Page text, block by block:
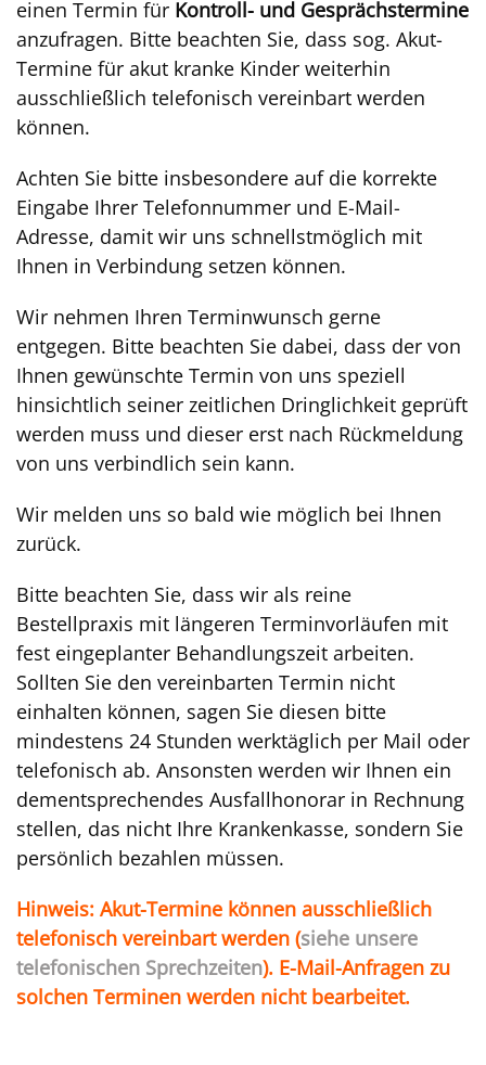
einen Termin für Kontroll- und Gesprächstermine
anzufragen. Bitte beachten Sie, dass sog. Akut-
Termine für akut kranke Kinder weiterhin
ausschließlich telefonisch vereinbart werden
können.
Achten Sie bitte insbesondere auf die korrekte
Eingabe Ihrer Telefonnummer und E-Mail-
Adresse, damit wir uns schnellstmöglich mit
Ihnen in Verbindung setzen können.
Wir nehmen Ihren Terminwunsch gerne
entgegen. Bitte beachten Sie dabei, dass der von
Ihnen gewünschte Termin von uns speziell
hinsichtlich seiner zeitlichen Dringlichkeit geprüft
werden muss und dieser erst nach Rückmeldung
von uns verbindlich sein kann.
Wir melden uns so bald wie möglich bei Ihnen
zurück.
Bitte beachten Sie, dass wir als reine
Bestellpraxis mit längeren Terminvorläufen mit
fest eingeplanter Behandlungszeit arbeiten.
Sollten Sie den vereinbarten Termin nicht
einhalten können, sagen Sie diesen bitte
mindestens 24 Stunden werktäglich per Mail oder
telefonisch ab. Ansonsten werden wir Ihnen ein
dementsprechendes Ausfallhonorar in Rechnung
stellen, das nicht Ihre Krankenkasse, sondern Sie
persönlich bezahlen müssen.
Hinweis: Akut-Termine können ausschließlich
telefonisch vereinbart werden (siehe unsere
telefonischen Sprechzeiten). E-Mail-Anfragen zu
solchen Terminen werden nicht bearbeitet.